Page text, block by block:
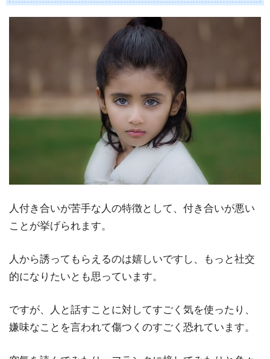
人付き合いが苦手な人の特徴として、付き合いが悪い
ことが挙げられます。
人から誘ってもらえるのは嬉しいですし、もっと社交
的になりたいとも思っています。
ですが、人と話すことに対してすごく気を使ったり、
嫌味なことを言われて傷つくのすごく恐れています。